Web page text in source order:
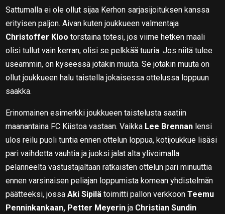
Sattumalla ei ole ollut sijaa Kerhon sarjasijoituksen kanssa
erityisen paljon. Aivan kuten joukkueen valmentaja
Christoffer Klootorstaina totesi, jos viime hetken maali
olisi tullut vain kerran, olisi se pelkkää tuuria. Jos niitä tulee
useammin, on kyseessä jotakin muuta. Se jotakin muuta on
ollut joukkueen halu taistella jokaisessa ottelussa loppuun
saakka.
Erinomainen esimerkki joukkueen taistelusta saatiin
maanantaina FC Kiistoa vastaan. Vaikka Lee Brennan lensi
ulos reilu puoli tuntia ennen ottelun loppua, kotijoukkue lisäsi
pari vaihdetta vauhtia ja juoksi jalat alta ylivoimalla
pelanneelta vastustajaltaan ratkaisten ottelun pari minuuttia
ennen varsinaisen peliajan loppumista komean yhdistelmän
päätteeksi, jossaAki Sipilä toimitti pallon verkkoonTeemu
Penninkankaan, Petter Meyerinja Christian Sundin